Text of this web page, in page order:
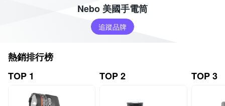
Nebo 美國手電筒
追蹤品牌
熱銷排行榜
TOP 1
TOP 2 TOP 3